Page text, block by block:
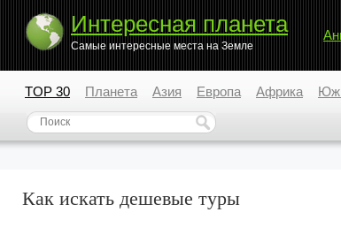
Интересная планета
Самые интересные места на Земле
TOP 30 Планета Азия Европа Африка
Как искать дешевые туры